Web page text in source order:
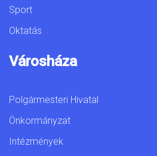
Sport
Oktatás
Városháza
Polgármesteri Hivatal
Önkormányzat
Intézmények